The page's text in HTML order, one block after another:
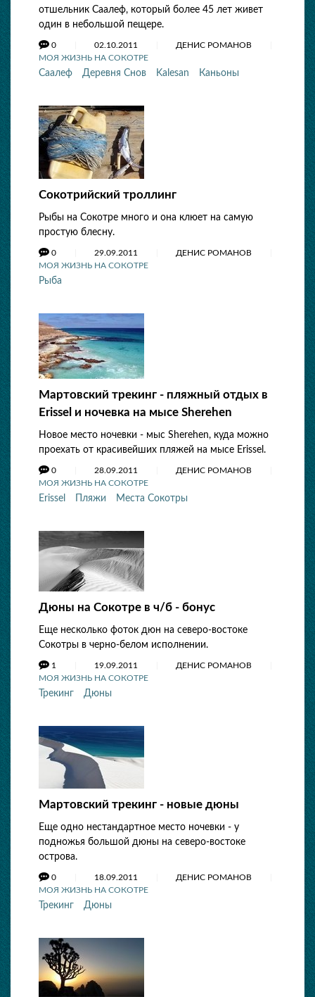
отшельник Саалеф, который более 45 лет живет
один в небольшой пещере.
0 02.10.2011
ДЕНИС РОМАНОВ
МОЯ ЖИЗНЬ НА СОКОТРЕ
Саалеф Деревня Снов Kalesan Каньоны
Сокотрийский троллинг
Рыбы на Сокотре много и она клюет на самую
простую блесну.
0 29.09.2011
ДЕНИС РОМАНОВ
МОЯ ЖИЗНЬ НА СОКОТРЕ
Рыба
Мартовский трекинг - пляжный отдых в
Erissel и ночевка на мысе Sherehen
Новое место ночевки - мыс Sherehen, куда можно
проехать от красивейших пляжей на мысе Erissel.
0 28.09.2011
ДЕНИС РОМАНОВ
МОЯ ЖИЗНЬ НА СОКОТРЕ
Erissel Пляжи Места Сокотры
Дюны на Сокотре в ч/б - бонус
Еще несколько фоток дюн на северо-востоке
Сокотры в черно-белом исполнении.
1 19.09.2011
ДЕНИС РОМАНОВ
МОЯ ЖИЗНЬ НА СОКОТРЕ
Трекинг Дюны
Мартовский трекинг - новые дюны
Еще одно нестандартное место ночевки - у
подножья большой дюны на северо-востоке
острова.
0 18.09.2011
ДЕНИС РОМАНОВ
МОЯ ЖИЗНЬ НА СОКОТРЕ
Трекинг Дюны